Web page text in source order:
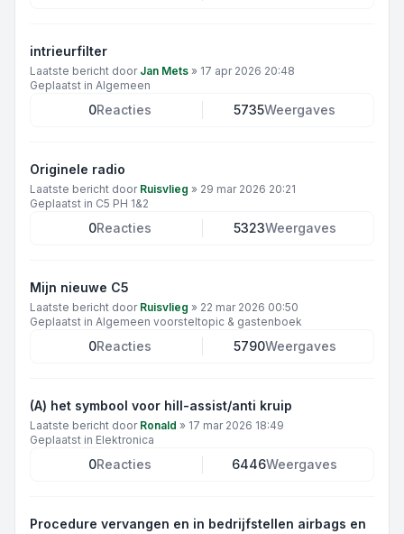
intrieurfilter
Laatste bericht door Jan Mets » 17 apr 2026 20:48
Geplaatst in Algemeen
0Reacties 5735Weergaves
Originele radio
Laatste bericht door Ruisvlieg » 29 mar 2026 20:21
Geplaatst in C5 PH 1&2
0Reacties 5323Weergaves
Mijn nieuwe C5
Laatste bericht door Ruisvlieg » 22 mar 2026 00:50
Geplaatst in Algemeen voorsteltopic & gastenboek
0Reacties 5790Weergaves
(A) het symbool voor hill-assist/anti kruip
Laatste bericht door Ronald » 17 mar 2026 18:49
Geplaatst in Elektronica
0Reacties 6446Weergaves
Procedure vervangen en in bedrijfstellen airbags en